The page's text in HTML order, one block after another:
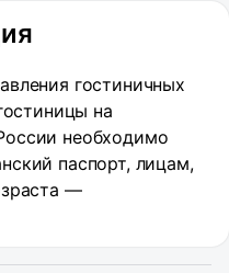
гостиничных
на
необходимо
паспорт, лицам,
—